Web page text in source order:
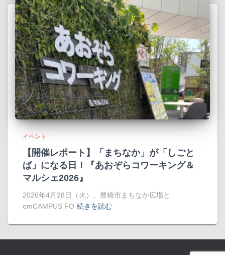
イベント
【開催レポート】「まちなか」が「しごと
ば」になる日！『あおぞらコワーキング＆
マルシェ2026』
2026年4月28日（火）、豊橋市まちなか広場と
emCAMPUS FO 続きを読む